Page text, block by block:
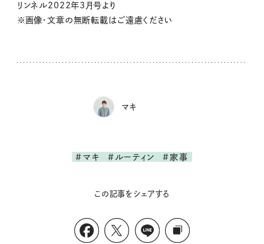
リンネル2022年3月号より
※画像・文章の無断転載はご遠慮ください
マキ
#マキ #ルーティン #家事
この記事をシェアする